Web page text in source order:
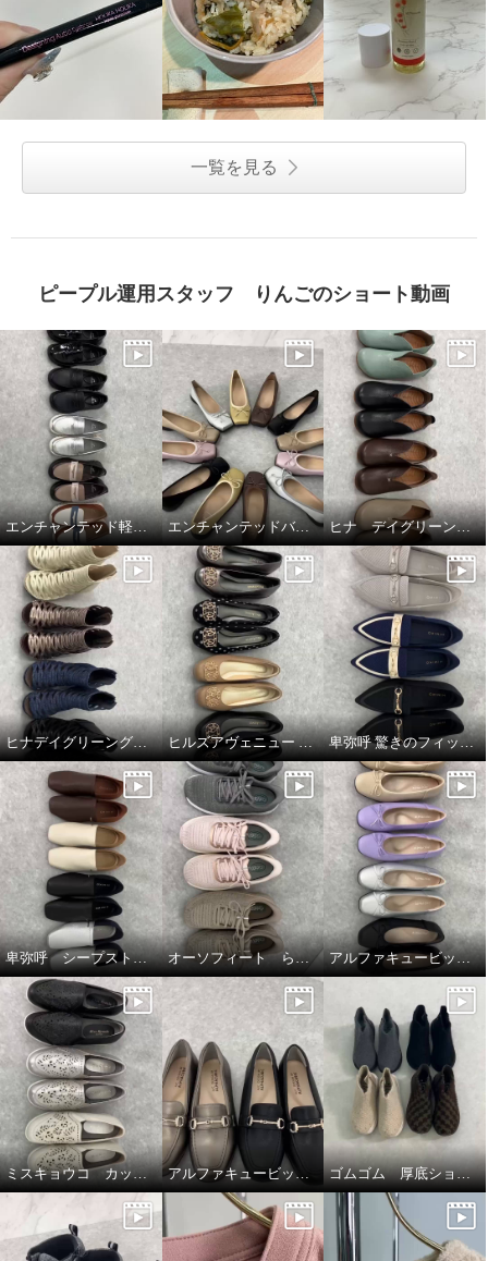
一覧を見る
ピープル運用スタッフ りんごのショート動画
エンチャンテッド軽量コインローファー エンチャンテッドバレエシューズ ヒナ デイグリーン 上質素材が足をつつむ オブリークトゥシューズ
ヒナデイグリーングラディエーターブーティ ヒルズアヴェニュー ウェーブソールパンプス 卑弥呼 驚きのフィット感 すっと履ける ニットローファー
卑弥呼 シープストレッチレザー すっと履けるパンプス オーソフィート らくらくニットシューズ アルファキュービック リボンパンプス
ミスキョウコ カットワークシューズ アルファキュービック幅広ローファーシューズ ゴムゴム 厚底ショートブーツ🥾🤎